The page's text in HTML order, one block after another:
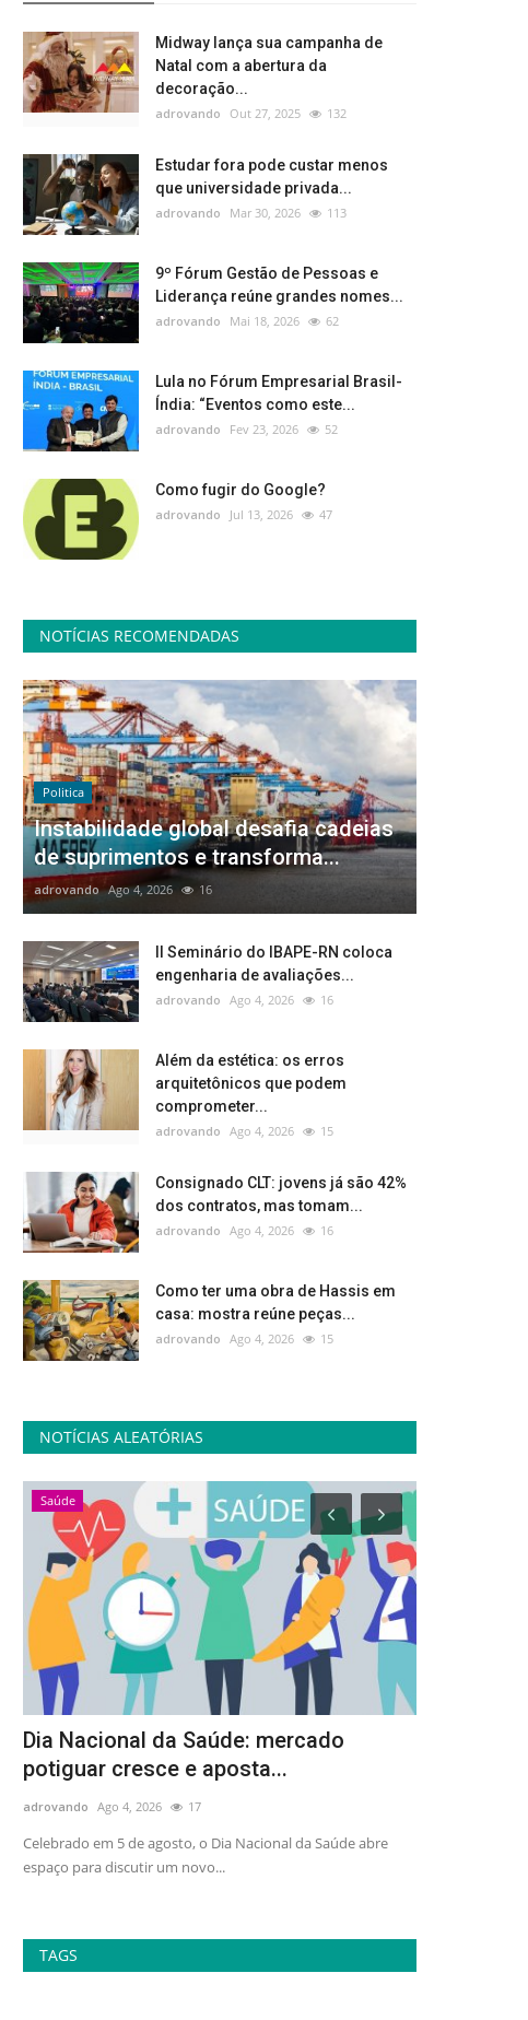
Midway lança sua campanha de
Natal com a abertura da
decoração...
adrovando Out 27, 2025 132
Estudar fora pode custar menos
que universidade privada...
adrovando Mar 30, 2026 113
9º Fórum Gestão de Pessoas e
Liderança reúne grandes nomes...
adrovando Mai 18, 2026 62
Lula no Fórum Empresarial Brasil-
Índia: “Eventos como este...
adrovando Fev 23, 2026 52
Como fugir do Google?
adrovando Jul 13, 2026 47
NOTÍCIAS RECOMENDADAS
Politica
Instabilidade global desafia cadeias
de suprimentos e transforma...
adrovando Ago 4, 2026 16
II Seminário do IBAPE-RN coloca
engenharia de avaliações...
adrovando Ago 4, 2026 16
Além da estética: os erros
arquitetônicos que podem
comprometer...
adrovando Ago 4, 2026 15
Consignado CLT: jovens já são 42%
dos contratos, mas tomam...
adrovando Ago 4, 2026 16
Como ter uma obra de Hassis em
casa: mostra reúne peças...
adrovando Ago 4, 2026 15
NOTÍCIAS ALEATÓRIAS
Saúde
Dia Nacional da Saúde: mercado
potiguar cresce e aposta...
adrovando Ago 4, 2026 17
Celebrado em 5 de agosto, o Dia Nacional da Saúde abre
espaço para discutir um novo...
TAGS